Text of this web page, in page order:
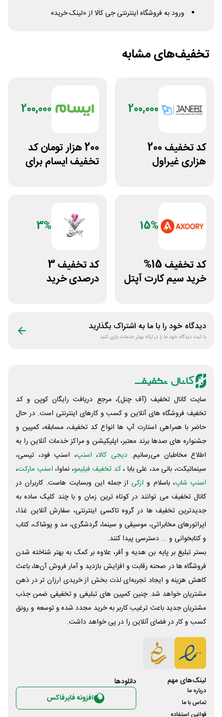
ورود به فروشگاه اینترنتی جی کالا از «لینک خرید»
تخفیف‌های مشابه
200,000
کد تخفیف 200
هزاری غیراول
200,000
200 هزار تومان کد
تخفیف ایسام برای
15%
کد تخفیف 15%
خرید سیم کارت آپتل
3%
کد تخفیف 3
درصدی خرید
دیدگاه خود را با ما به اشتراک بگذارید
با ثبت دیدگاه خود ما را در ارائه بهتر خدمات یاری کنید
سایت کانال تخفیف (آف چنل)، مرجع دریافت رایگان کوپن و کد
تخفیف فروشگاه های آنلاین و کسب و‌ کارهای اینترنتی است. در حال
حاضر با همراهی استارت آپ ها انواع کد تخفیف، مسابقه، کمپین و
جشنواره های صدها برند معتبر، اپلیکیشن و مراکز خدمات آنلاین را به
اطلاع مخاطبان می‌رسانیم. دیجی کالا، اسنپ، اسنپ فود، تپسی،
سینماتیکت، بانی مد، علی‌ بابا ،کد تخفیف فیلیمو، نماوا، اسنپ مارکت،
اسنپ شاپ، باسلام و ازکی از جمله این وبسایت ‌هاست. کاربران در
کانال تخفیف می توانند در کوتاه ترین زمان و با چند کلیک ساده به
جدیدترین تخفیف ها در گروه تاکسی اینترنتی، سفارش آنلاین غذا،
اپراتورهای مخابراتی، موسیقی و سینما، گردشگری، مد و پوشاک، کتاب
و کتابخوانی و ... دسترسی پیدا کنند.
بستر تبلیغ بر پایه بن هدیه و آفر، علاوه بر کمک به بهتر شناخته شدن
فروشگاه ها در صحنه رقابت و افزایش بازدید و آمار فروش آن‌ها، باعث
کاهش هزینه و ایجاد تجربه‌ای لذت بخش از خریدی ارزان تر در ذهن
مشتریان خواهد شد. چنین کمپین های تبلیغی و تخفیفی ضمن جذب
مشتریان جدید باعث ترغیب کاربر به خرید مجدد شده و توسعه و رونق
کسب و کار در فضای آنلاین را در پی خواهد داشت.
لینک‌های مهم
درباره ما
تماس با ما
قوانین استفاده
دانلود‌ها
افزونه فایرفاکس